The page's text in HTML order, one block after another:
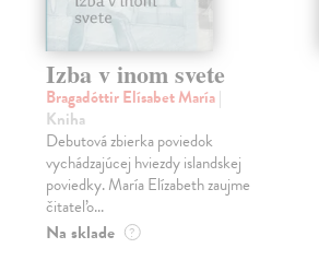
Izba v inom svete
Bragadóttir Elísabet María|
Kniha
Debutová zbierka poviedok
vychádzajúcej hviezdy islandskej
poviedky. María Elízabeth zaujme
čitateľo...
Na sklade ?